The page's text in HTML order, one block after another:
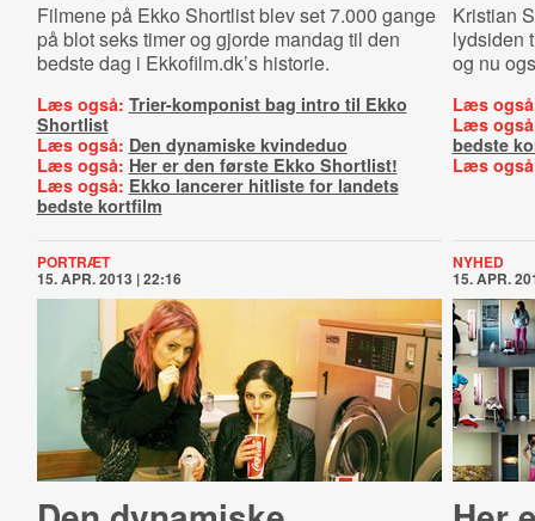
Filmene på Ekko Shortlist blev set 7.000 gange
på blot seks timer og gjorde mandag til den
bedste dag i Ekkofilm.dk’s historie.
Læs også: Trier-komponist bag intro til Ekko
Shortlist
Læs også: Den dynamiske kvindeduo
Læs også: Her er den første Ekko Shortlist!
Læs også: Ekko lancerer hitliste for landets
bedste kortfilm
Kristian
lydsiden
og nu
Læs
Læs
bedste
Læs
PORTRÆT
15. APR. 2013 | 22:16
NYHED
15. APR.